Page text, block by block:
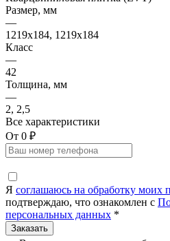
Размер, мм
—
1219x184, 1219x184
Класс
—
42
Толщина, мм
—
2, 2,5
Все характеристики
От 0 ₽
Я соглашаюсь на обработку моих
подтверждаю, что ознакомлен с
персональных данных *